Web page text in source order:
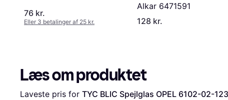
76 kr.
Eller 3 betalinger af 25 kr.
Alkar 6471591
128 kr.
Læs om produktet
Laveste pris for TYC BLIC Spejlglas OPEL 6102-02-